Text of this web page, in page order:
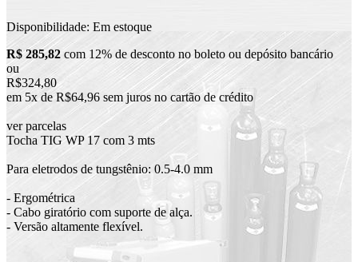
Disponibilidade: Em estoque
R$ 285,82 com 12% de desconto no boleto ou depósito bancário
ou
R$324,80
em 5x de R$64,96 sem juros no cartão de crédito
ver parcelas
Tocha TIG WP 17 com 3 mts
Para eletrodos de tungstênio: 0.5-4.0 mm
- Ergométrica
- Cabo giratório com suporte de alça.
- Versão altamente flexível.